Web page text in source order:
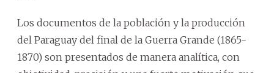
Los documentos de la población y la producción
del Paraguay del final de la Guerra Grande (1865-
1870) son presentados de manera analítica, con